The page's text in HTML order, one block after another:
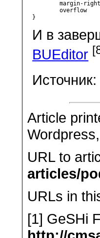
	margin-right            :       5px;
	overflow		:       hidden;
}
И в
BUEditor
Источник:
Article
URL to
articles/
URLs in
[1] GeSHi